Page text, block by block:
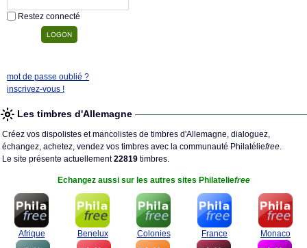
Restez connecté
mot de passe oublié ?
inscrivez-vous !
Les timbres d'Allemagne
Créez vos dispolistes et mancolistes de timbres d'Allemagne, dialoguez,
échangez, achetez, vendez vos timbres avec la communauté Philatéliefree.
Le site présente actuellement22819 timbres.
Echangez aussi sur les autres sites Philateliefree
Afrique Benelux Colonies France Monaco